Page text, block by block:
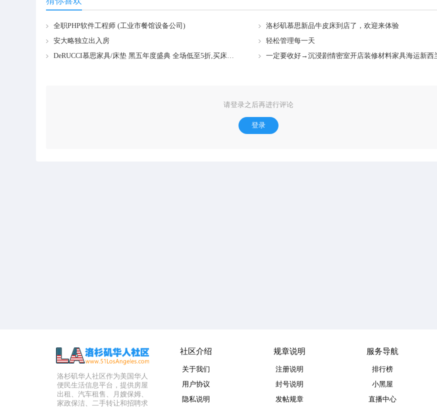
全职PHP软件工程师 (工业市餐馆设备公司)
洛杉矶慕思新品牛皮床到店了，欢迎来体验
安大略独立出入房
轻松管理每一天
DeRUCCI慕思家具/床垫 黑五年度盛典 全场低至5折,买床垫送床架、豪礼多重送！
请登录之后再进行评论
登录
洛杉矶华人社区作为美国华人
便民生活信息平台，提供房屋
出租、汽车租售、月嫂保姆、
家政保洁、二手转让和招聘求
社区介绍
关于我们
用户协议
隐私说明
规章说明
注册说明
封号说明
发帖规章
服务导航
排行榜
小黑屋
直播中心